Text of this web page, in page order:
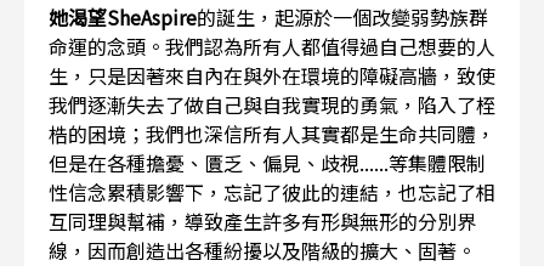
她渴望SheAspire的誕生，起源於一個改變弱勢族群
命運的念頭。我們認為所有人都值得過自己想要的人
生，只是因著來自內在與外在環境的障礙高牆，致使
我們逐漸失去了做自己與自我實現的勇氣，陷入了桎
梏的困境；我們也深信所有人其實都是生命共同體，
但是在各種擔憂、匱乏、偏見、歧視......等集體限制
性信念累積影響下，忘記了彼此的連結，也忘記了相
互同理與幫補，導致產生許多有形與無形的分別界
線，因而創造出各種紛擾以及階級的擴大、固著。